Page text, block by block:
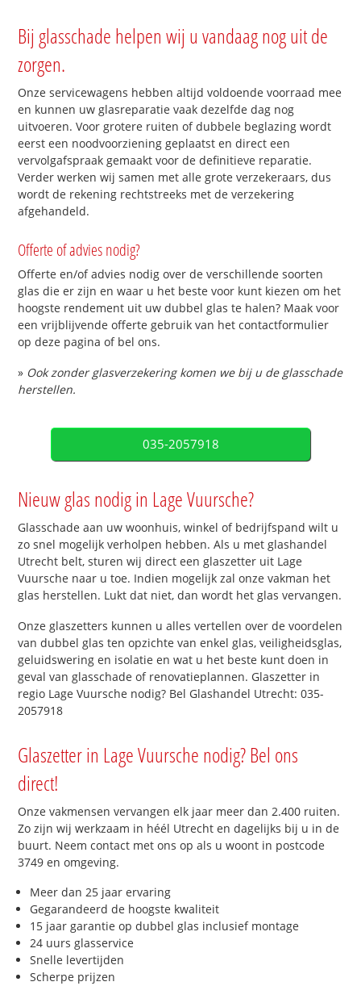
Bij glasschade helpen wij u vandaag nog uit de
zorgen.
Onze servicewagens hebben altijd voldoende voorraad mee
en kunnen uw glasreparatie vaak dezelfde dag nog
uitvoeren. Voor grotere ruiten of dubbele beglazing wordt
eerst een noodvoorziening geplaatst en direct een
vervolgafspraak gemaakt voor de definitieve reparatie.
Verder werken wij samen met alle grote verzekeraars, dus
wordt de rekening rechtstreeks met de verzekering
afgehandeld.
Offerte of advies nodig?
Offerte en/of advies nodig over de verschillende soorten
glas die er zijn en waar u het beste voor kunt kiezen om het
hoogste rendement uit uw dubbel glas te halen? Maak voor
een vrijblijvende offerte gebruik van het contactformulier
op deze pagina of bel ons.
» Ook zonder glasverzekering komen we bij u de glasschade
herstellen.
035-2057918
Nieuw glas nodig in Lage Vuursche?
Glasschade aan uw woonhuis, winkel of bedrijfspand wilt u
zo snel mogelijk verholpen hebben. Als u met glashandel
Utrecht belt, sturen wij direct een glaszetter uit Lage
Vuursche naar u toe. Indien mogelijk zal onze vakman het
glas herstellen. Lukt dat niet, dan wordt het glas vervangen.
Onze glaszetters kunnen u alles vertellen over de voordelen
van dubbel glas ten opzichte van enkel glas, veiligheidsglas,
geluidswering en isolatie en wat u het beste kunt doen in
geval van glasschade of renovatieplannen. Glaszetter in
regio Lage Vuursche nodig? Bel Glashandel Utrecht: 035-
2057918
Glaszetter in Lage Vuursche nodig? Bel ons
direct!
Onze vakmensen vervangen elk jaar meer dan 2.400 ruiten.
Zo zijn wij werkzaam in héél Utrecht en dagelijks bij u in de
buurt. Neem contact met ons op als u woont in postcode
3749 en omgeving.
Meer dan 25 jaar ervaring
Gegarandeerd de hoogste kwaliteit
15 jaar garantie op dubbel glas inclusief montage
24 uurs glasservice
Snelle levertijden
Scherpe prijzen